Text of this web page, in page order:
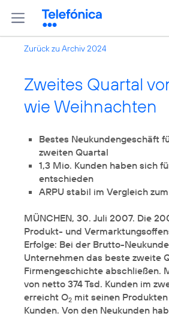
Zurück zu Archiv 2024
Zweites Quartal
wie Weihnachten
Bestes Neukundengeschäft
1,3 Mio. Kunden haben sich
MÜNCHEN, 30. Juli 2007. Die
Produkt- und
Erfolge: Bei der Brutto-
Unternehmen das beste zweite
Firmengeschichte abschließen.
von netto 374 Tsd. Kunden im
erreicht O2 mit seinen Produkten
Kunden. Von den Neukunden